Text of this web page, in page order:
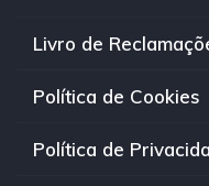
Livro de
Política de Cookies
Política de